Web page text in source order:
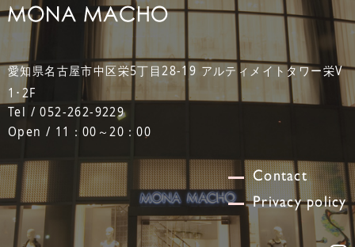
愛知県名古屋市中区栄5丁目28-19 アルティメイトタワー栄V
1･2F
Tel / 052-262-9229
Open / 11：00～20：00
Contact
Privacy policy